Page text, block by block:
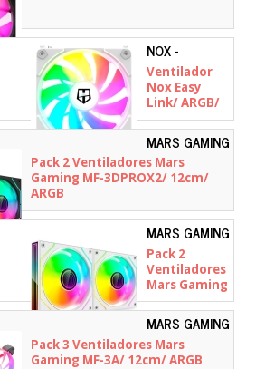
NOX -
NXHUMMERELINKWH
Ventilador
Nox Easy
Link/ ARGB/
12cm/ Blanco
MARS GAMING
- MF3DPROX2
Pack 2 Ventiladores Mars
Gaming MF-3DPROX2/ 12cm/
ARGB
MARS GAMING
-
MF3DPROX2W
Pack 2
Ventiladores
Mars Gaming
MF-
3DPROX2/
12cm/ ARGB/
Blancos
MARS GAMING
- MF3A
Pack 3 Ventiladores Mars
Gaming MF-3A/ 12cm/ ARGB